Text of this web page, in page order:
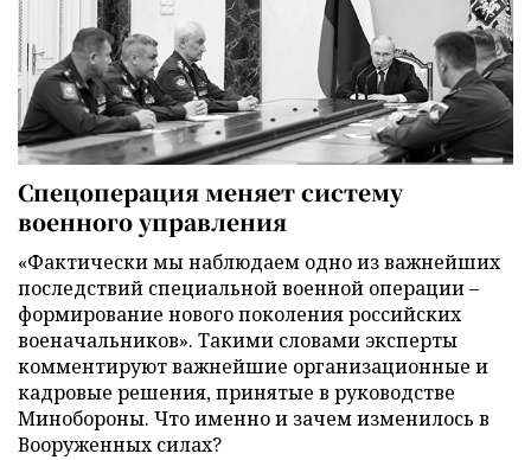
Спецоперация меняет систему
военного управления
«Фактически мы наблюдаем одно из важнейших
последствий специальной военной операции –
формирование нового поколения российских
военачальников». Такими словами эксперты
комментируют важнейшие организационные и
кадровые решения, принятые в руководстве
Минобороны. Что именно и зачем изменилось в
Вооруженных силах?